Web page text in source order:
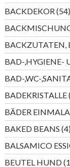
BACKDEKOR 54
BACKZUTATEN,
BAD-,HYGIENE-
BAD-,WC-
BADEKRISTALLE
BÄDER
BAKED BEANS 44
BALSAMICO
BEUTEL HUND